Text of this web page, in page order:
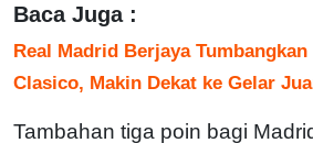
Baca Juga :
Real Madrid Berjaya
Clasico, Makin Dekat ke Gelar
Tambahan tiga poin bagi